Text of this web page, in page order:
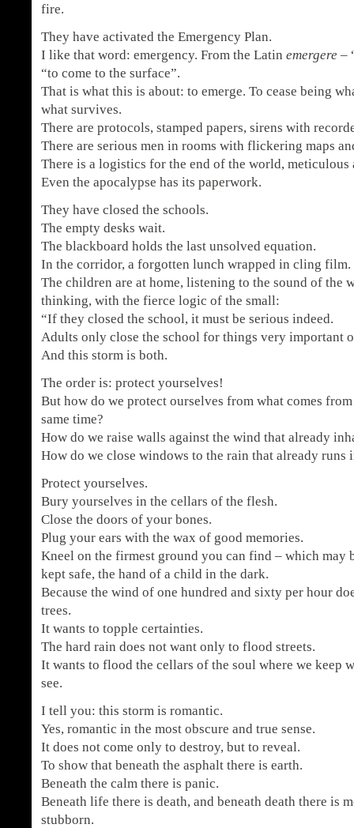
fire.
They have activated the Emergency Plan.
I like that word: emergency. From the Latin emergere –
“to come to the surface”.
That is what this is about: to emerge. To cease being
what survives.
There are protocols, stamped papers, sirens with
There are serious men in rooms with flickering maps
There is a logistics for the end of the world, meticulous
Even the apocalypse has its paperwork.
They have closed the schools.
The empty desks wait.
The blackboard holds the last unsolved equation.
In the corridor, a forgotten lunch wrapped in cling film.
The children are at home, listening to the sound of the
thinking, with the fierce logic of the small:
“If they closed the school, it must be serious indeed.
Adults only close the school for things very important
And this storm is both.
The order is: protect yourselves!
But how do we protect ourselves from what comes
same time?
How do we raise walls against the wind that already
How do we close windows to the rain that already runs
Protect yourselves.
Bury yourselves in the cellars of the flesh.
Close the doors of your bones.
Plug your ears with the wax of good memories.
Kneel on the firmest ground you can find – which may
kept safe, the hand of a child in the dark.
Because the wind of one hundred and sixty per hour
trees.
It wants to topple certainties.
The hard rain does not want only to flood streets.
It wants to flood the cellars of the soul where we keep
see.
I tell you: this storm is romantic.
Yes, romantic in the most obscure and true sense.
It does not come only to destroy, but to reveal.
To show that beneath the asphalt there is earth.
Beneath the calm there is panic.
Beneath life there is death, and beneath death there is
stubborn.